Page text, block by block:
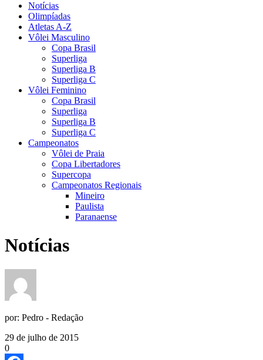
Notícias
Olimpíadas
Atletas A-Z
Vôlei Masculino
Copa Brasil
Superliga
Superliga B
Superliga C
Vôlei Feminino
Copa Brasil
Superliga
Superliga B
Superliga C
Campeonatos
Vôlei de Praia
Copa Libertadores
Supercopa
Campeonatos Regionais
Mineiro
Paulista
Paranaense
Notícias
por: Pedro - Redação
29 de julho de 2015
0